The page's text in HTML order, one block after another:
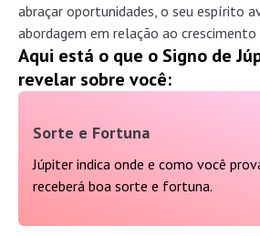
abraçar oportunidades, o seu espírito
abordagem em relação ao crescimento
Aqui está o que o Signo de
revelar sobre você:
Sorte e Fortuna
Júpiter indica onde e como você
receberá boa sorte e fortuna.